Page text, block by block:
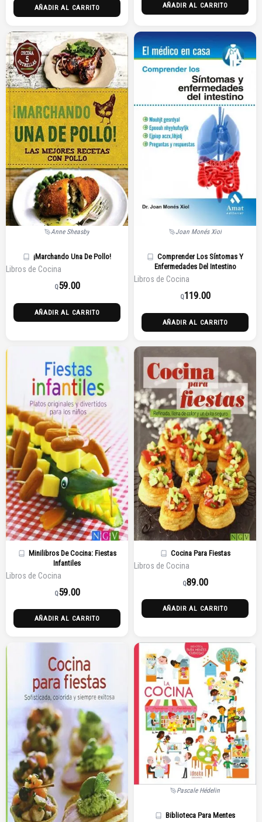
AÑADIR AL CARRITO AÑADIR AL CARRITO
Anne Sheasby
¡Marchando Una De Pollo!
Libros de Cocina
Q59.00
AÑADIR AL CARRITO
Joan Monés Xiol
Comprender Los Síntomas Y
Enfermedades Del Intestino
Libros de Cocina
Q119.00
AÑADIR AL CARRITO
Minilibros De Cocina: Fiestas
Infantiles
Libros de Cocina
Q59.00
AÑADIR AL CARRITO
Cocina Para Fiestas
Libros de Cocina
Q89.00
AÑADIR AL CARRITO
Pascale Hédelin
Biblioteca Para Mentes